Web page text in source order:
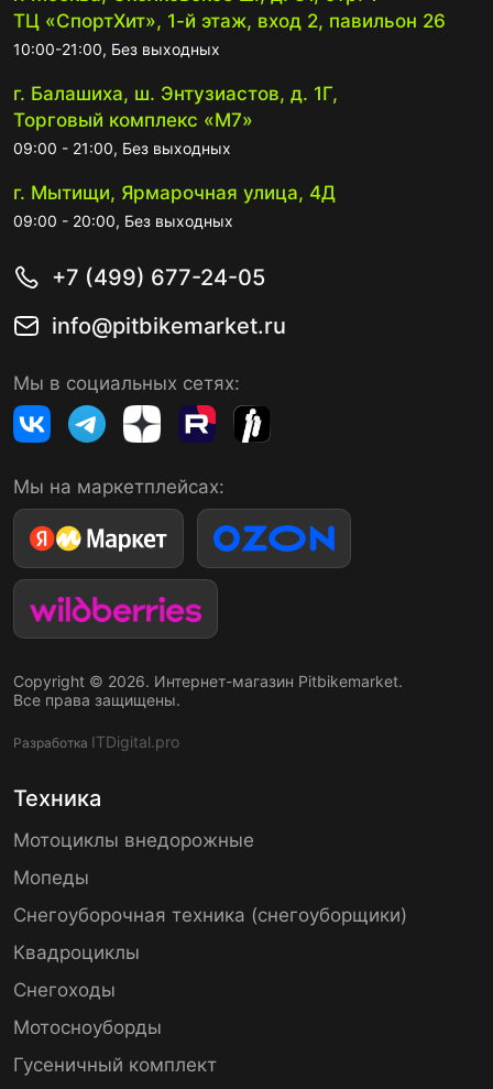
ТЦ «СпортХит», 1-й этаж, вход 2, павильон 26
10:00-21:00, Без выходных
г. Балашиха, ш. Энтузиастов, д. 1Г,
Торговый комплекс «М7»
09:00 - 21:00, Без выходных
г. Мытищи, Ярмарочная улица, 4Д
09:00 - 20:00, Без выходных
+7 (499) 677-24-05
info@pitbikemarket.ru
Мы в социальных сетях:
Мы на маркетплейсах:
Copyright © 2026. Интернет-магазин Pitbikemarket.
Все права защищены.
Разработка ITDigital.pro
Техника
Мотоциклы внедорожные
Мопеды
Снегоуборочная техника (снегоуборщики)
Квадроциклы
Снегоходы
Мотосноуборды
Гусеничный комплект